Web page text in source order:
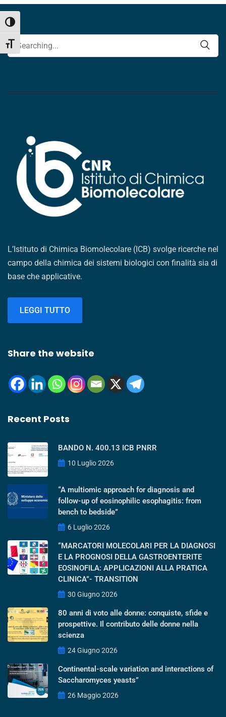
Attiva/disattiva alto contrasto
Attiva/disattiva dimensione testo
Cerca
L’Istituto di Chimica Biomolecolare (ICB) svolge ricerche nel
campo della chimica dei sistemi biologici con finalità sia di
base che applicative.
LEGGI TUTTO
Share the website
Recent Posts
BANDO N. 400.13 ICB PNRR
10 Luglio 2026
“A multiomic approach for diagnosis and
follow-up of eosinophilic esophagitis: from
bench to bedside”
6 Luglio 2026
“MARCATORI MOLECOLARI PER LA DIAGNOSI
E LA PROGNOSI DELLA GASTROENTERITE
EOSINOFILA: APPLICAZIONI ALLA PRATICA
CLINICA”- TRANSITION
30 Giugno 2026
80 anni di voto alle donne: conquiste, sfide e
prospettive. Il contributo delle donne nella
scienza
24 Giugno 2026
Continental-scale variation and interactions of
Saccharomyces yeasts”
26 Maggio 2026